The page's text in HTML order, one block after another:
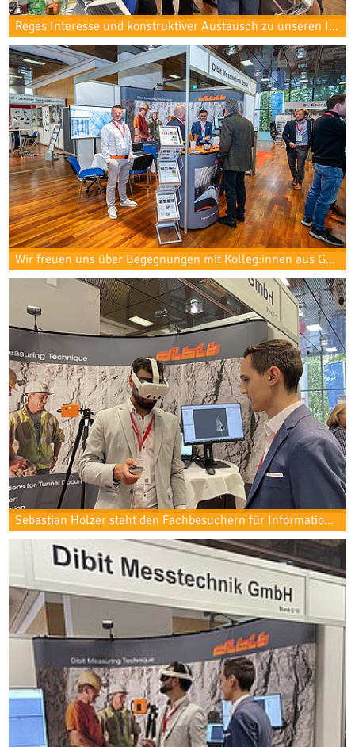
Reges Interesse und konstruktiver Austausch zu unseren Innovationen und Projekten.
Wir freuen uns über Begegnungen mit Kolleg:innen aus Geologie, Geotechnik und Tunnelbau sowie über das Wiedersehen vieler Projektpartner.
Sebastian Holzer steht den Fachbesuchern für Informationen zu den neuesten Softwareentwicklungen zur Verfügung.